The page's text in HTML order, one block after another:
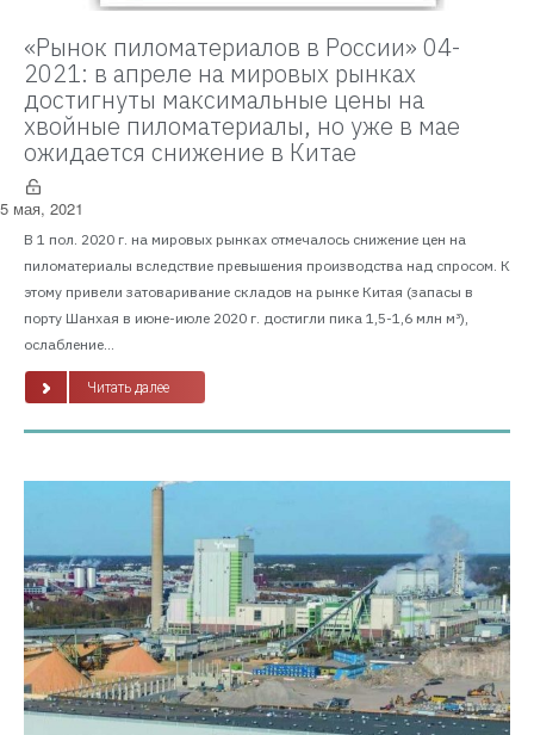
«Рынок пиломатериалов в России» 04-
2021: в апреле на мировых рынках
достигнуты максимальные цены на
хвойные пиломатериалы, но уже в мае
ожидается снижение в Китае
5 мая, 2021
В 1 пол. 2020 г. на мировых рынках отмечалось снижение цен на
пиломатериалы вследствие превышения производства над спросом. К
этому привели затоваривание складов на рынке Китая (запасы в
порту Шанхая в июне-июле 2020 г. достигли пика 1,5-1,6 млн м³),
ослабление...
Читать далее